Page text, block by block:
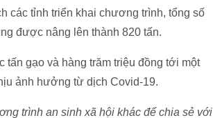
các tỉnh triển khai chương trình, tổng số
được nâng lên thành 820 tấn.
tấn gạo và hàng trăm triệu đồng tới một
ảnh hưởng từ dịch Covid-19.
trình an sinh xã hội khác để chia sẻ với